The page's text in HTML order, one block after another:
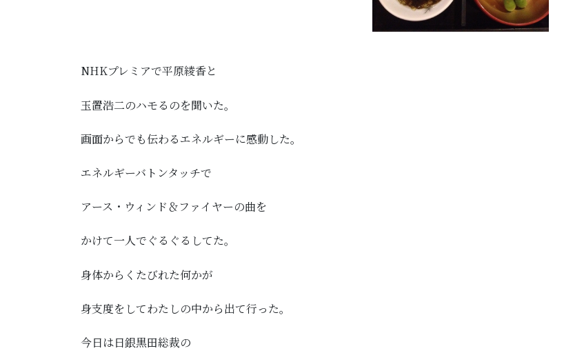
NHKプレミアで平原綾香と
玉置浩二のハモるのを聞いた。
画面からでも伝わるエネルギーに感動した。
エネルギーバトンタッチで
アース・ウィンド＆ファイヤーの曲を
かけて一人でぐるぐるしてた。
身体からくたびれた何かが
身支度をしてわたしの中から出て行った。
今日は日銀黒田総裁の